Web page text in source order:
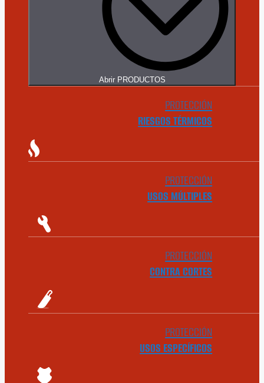
Abrir PRODUCTOS
PROTECCIÓN
RIESGOS TÉRMICOS
PROTECCIÓN
USOS MÚLTIPLES
PROTECCIÓN
CONTRA CORTES
PROTECCIÓN
USOS ESPECÍFICOS